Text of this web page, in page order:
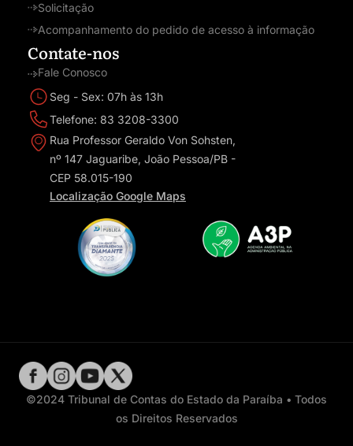
Solicitação
Acompanhamento do pedido de acesso à informação
Contate-nos
Fale Conosco
Seg - Sex: 07h às 13h
Telefone: 83 3208-3300
Rua Professor Geraldo Von Sohsten,
nº 147 Jaguaribe, João Pessoa/PB -
CEP 58.015-190
Localização Google Maps
©2024 Tribunal de Contas do Estado da Paraíba • Todos
os Direitos Reservados